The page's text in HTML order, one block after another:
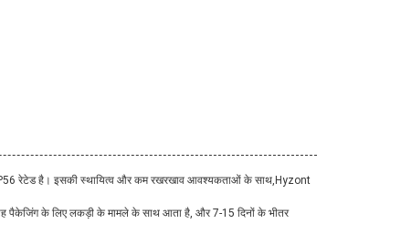
IP56 रेटेड है। इसकी स्थायित्व और कम रखरखाव आवश्यकताओं के साथ,Hyzont
पैकेजिंग के लिए लकड़ी के मामले के साथ आता है, और 7-15 दिनों के भीतर